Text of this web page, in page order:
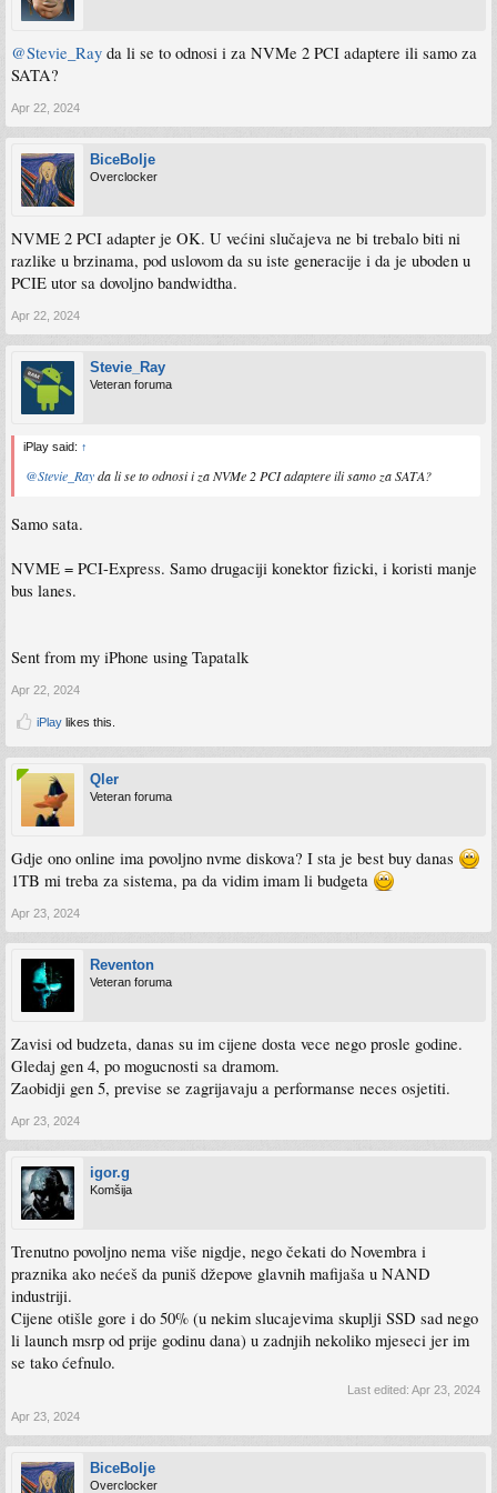
@Stevie_Ray da li se to odnosi i za NVMe 2 PCI adaptere ili samo za
SATA?
Apr 22, 2024
BiceBolje
Overclocker
NVME 2 PCI adapter je OK. U većini slučajeva ne bi trebalo biti ni
razlike u brzinama, pod uslovom da su iste generacije i da je uboden u
PCIE utor sa dovoljno bandwidtha.
Apr 22, 2024
Stevie_Ray
Veteran foruma
iPlay said: ↑
@Stevie_Rayda li se to odnosi i za NVMe 2 PCI adaptere ili samo za SATA?
Samo sata.
NVME = PCI-Express. Samo drugaciji konektor fizicki, i koristi manje
bus lanes.
Sent from my iPhone using Tapatalk
Apr 22, 2024
iPlay likes this.
Qler
Veteran foruma
Gdje ono online ima povoljno nvme diskova? I sta je best buy danas
1TB mi treba za sistema, pa da vidim imam li budgeta
Apr 23, 2024
Reventon
Veteran foruma
Zavisi od budzeta, danas su im cijene dosta vece nego prosle godine.
Gledaj gen 4, po mogucnosti sa dramom.
Zaobidji gen 5, previse se zagrijavaju a performanse neces osjetiti.
Apr 23, 2024
igor.g
Komšija
Trenutno povoljno nema više nigdje, nego čekati do Novembra i
praznika ako nećeš da puniš džepove glavnih mafijaša u NAND
industriji.
Cijene otišle gore i do 50% (u nekim slucajevima skuplji SSD sad nego
li launch msrp od prije godinu dana) u zadnjih nekoliko mjeseci jer im
se tako ćefnulo.
Last edited: Apr 23, 2024
Apr 23, 2024
BiceBolje
Overclocker